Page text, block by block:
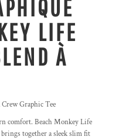
LIFE
À
Graphic Tee
comfort. Beach Monkey Life
brings together a sleek slim fit